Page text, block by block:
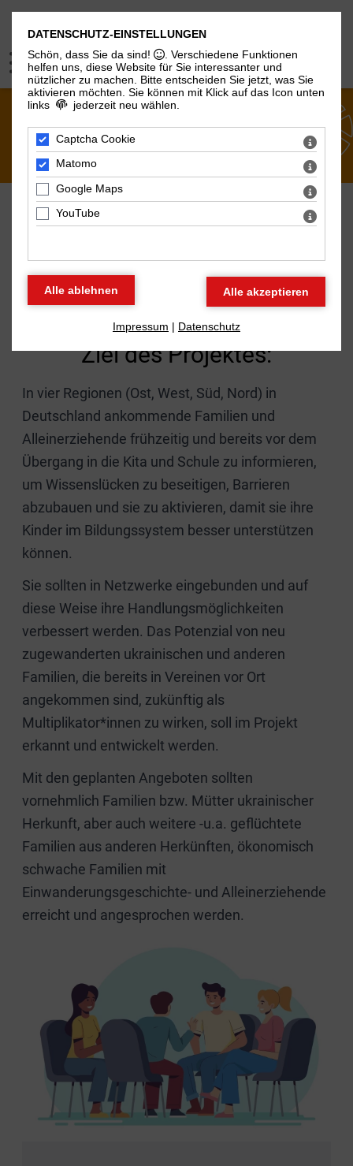
PROJEKTE
REGION AKTIV
Ziel des Projektes:
In vier Regionen (Ost, West, Süd, Nord) in
Deutschland ankommende Familien und
Alleinerziehende frühzeitig und bereits vor dem
Übergang in die Kita und Schule zu informieren,
um Wissenslücken zu beseitigen, Barrieren
abzubauen und sie zu aktivieren, damit sie ihre
Kinder im Bildungssystem besser unterstützen
können.
Sie sollten in Netzwerke eingebunden und auf
diese Weise ihre Handlungsmöglichkeiten
verbessert werden. Das Potenzial von neu
zugewanderten ukrainischen und anderen
Familien, die bereits in Vereinen vor Ort
angekommen sind, zukünftig als
Multiplikator*innen zu wirken, soll im Projekt
erkannt und entwickelt werden.
Mit den geplanten Angeboten sollten
vornehmlich Familien bzw. Mütter ukrainischer
Herkunft, aber auch weitere -u.a. geflüchtete
Familien aus anderen Herkünften, ökonomisch
schwache Familien mit
Einwanderungsgeschichte- und Alleinerziehende
erreicht und angesprochen werden.
DATENSCHUTZ-EINSTELLUNGEN
Schön, dass Sie da sind!
. Verschiedene Funktionen
helfen uns, diese Website für Sie interessanter und
nützlicher zu machen.
Bitte entscheiden Sie jetzt, was Sie
aktivieren möchten. Sie können mit Klick auf das Icon unten
links
jederzeit neu wählen.
Captcha Cookie
Matomo
Google Maps
YouTube
Impressum | Datenschutz